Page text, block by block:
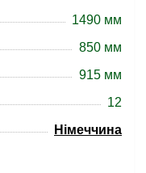
1490 мм
850 мм
915 мм
12
Німеччина